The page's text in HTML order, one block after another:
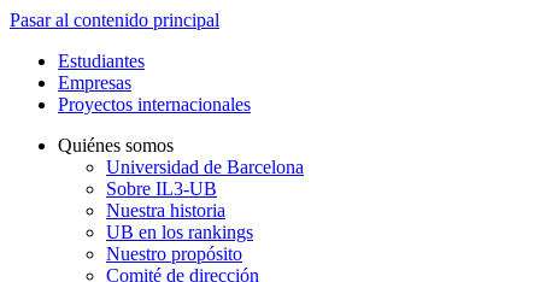
Pasar al contenido principal
Estudiantes
Empresas
Proyectos internacionales
Quiénes somos
Universidad de Barcelona
Sobre IL3-UB
Nuestra historia
UB en los rankings
Nuestro propósito
Comité de dirección